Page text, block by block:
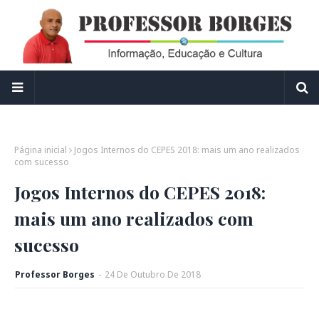
Página inicial
Jogos Internos do CEPES 2018: mais um ano realizados
com sucesso
Jogos Internos do CEPES 2018:
mais um ano realizados com
sucesso
Professor Borges - 24 De Outubro De 2018